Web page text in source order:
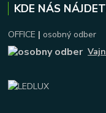
KDE NÁS
OFFICE | osobný odber